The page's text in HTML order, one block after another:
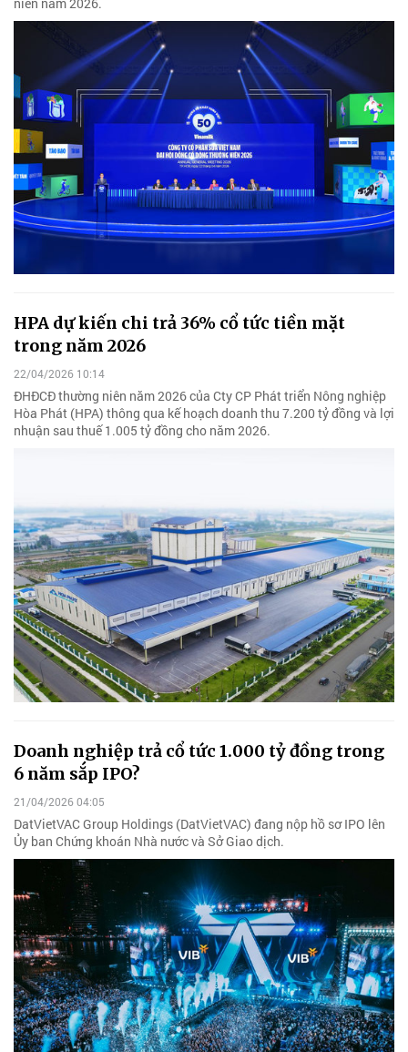
HPA dự kiến chi trả 36% cổ tức tiền mặt
trong năm 2026
22/04/2026 10:14
ĐHĐCĐ thường niên năm 2026 của Cty CP Phát triển Nông nghiệp
Hòa Phát (HPA) thông qua kế hoạch doanh thu 7.200 tỷ đồng và lợi
nhuận sau thuế 1.005 tỷ đồng cho năm 2026.
Doanh nghiệp trả cổ tức 1.000 tỷ đồng trong
6 năm sắp IPO?
21/04/2026 04:05
DatVietVAC Group Holdings (DatVietVAC) đang nộp hồ sơ IPO lên
Ủy ban Chứng khoán Nhà nước và Sở Giao dịch.